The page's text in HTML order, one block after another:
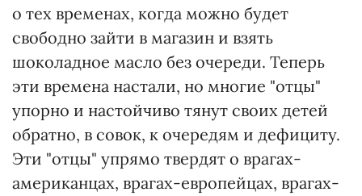
о тех временах, когда можно будет
свободно зайти в магазин и взять
шоколадное масло без очереди. Теперь
эти времена настали, но многие "отцы"
упорно и настойчиво тянут своих детей
обратно, в совок, к очередям и дефициту.
Эти "отцы" упрямо твердят о врагах-
американцах, врагах-европейцах, врагах-